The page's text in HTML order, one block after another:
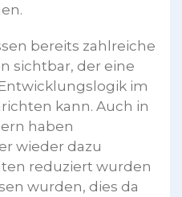
bereits zahlreiche
sichtbar, der eine
im
kann. Auch in
haben
wieder dazu
reduziert wurden
wurden, dies da